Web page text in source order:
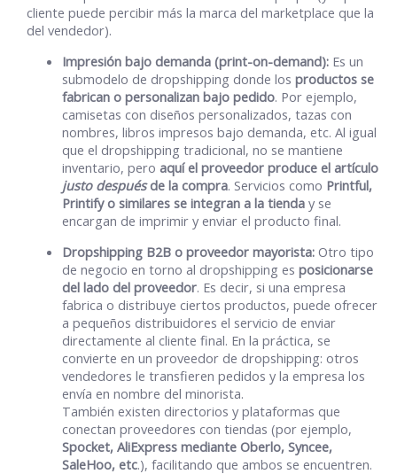
cliente puede percibir más la marca del marketplace que la
del vendedor).
Impresión bajo demanda (print-on-demand): Es un
submodelo de dropshipping donde losproductos se
fabrican o personalizan bajo pedido. Por ejemplo,
camisetas con diseños personalizados, tazas con
nombres, libros impresos bajo demanda, etc. Al igual
que el dropshipping tradicional, no se mantiene
inventario, peroaquí el proveedor produce el artículo
justo despuésde la compra. Servicios como Printful,
Printify o similares se integran a la tienda y se
encargan de imprimir y enviar el producto final.
Dropshipping B2B o proveedor mayorista:Otro tipo
de negocio en torno al dropshipping esposicionarse
del lado del proveedor. Es decir, si una empresa
fabrica o distribuye ciertos productos, puede ofrecer
a pequeños distribuidores el servicio de enviar
directamente al cliente final. En la práctica, se
convierte en un proveedor de dropshipping: otros
vendedores le transfieren pedidos y la empresa los
envía en nombre del minorista.
También existen directorios y plataformas que
conectan proveedores con tiendas (por ejemplo,
Spocket, AliExpress mediante Oberlo, Syncee,
SaleHoo, etc.), facilitando que ambos se encuentren.